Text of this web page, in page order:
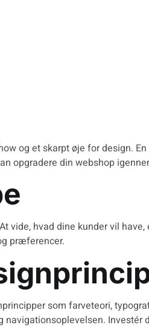
og et skarpt øje for design.
opgradere din webshop
vide, hvad dine kunder vil
præferencer.
som farveteori,